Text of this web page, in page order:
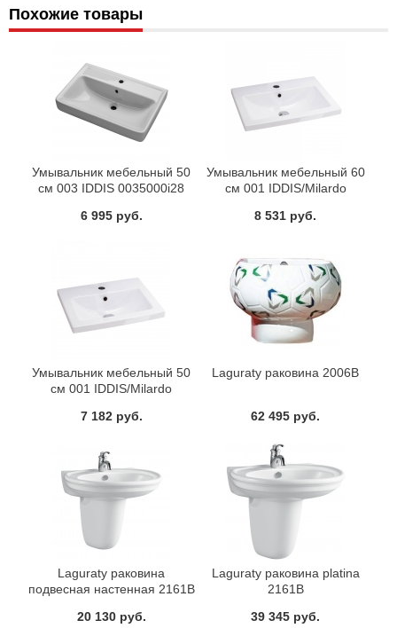
Похожие товары
Умывальник мебельный 50
cм 003 IDDIS 0035000i28
6 995 руб.
Умывальник мебельный 60
см 001 IDDIS/Milardo
8 531 руб.
Умывальник мебельный 50
см 001 IDDIS/Milardo
7 182 руб.
Laguraty раковина 2006В
62 495 руб.
Laguraty раковина
подвесная настенная 2161В
20 130 руб.
Laguraty раковина platina
2161В
39 345 руб.